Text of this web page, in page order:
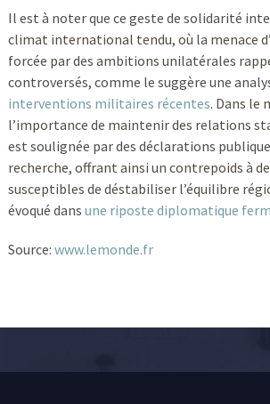
Il est à noter que ce geste de solidarité
climat international tendu, où la menace
forcée par des ambitions unilatérales
controversés, comme le suggère une
interventions militaires récentes. Dans le
l’importance de maintenir des relations
est soulignée par des déclarations
recherche, offrant ainsi un contrepoids à
susceptibles de déstabiliser l’équilibre
évoqué dans une riposte diplomatique
Source: www.lemonde.fr